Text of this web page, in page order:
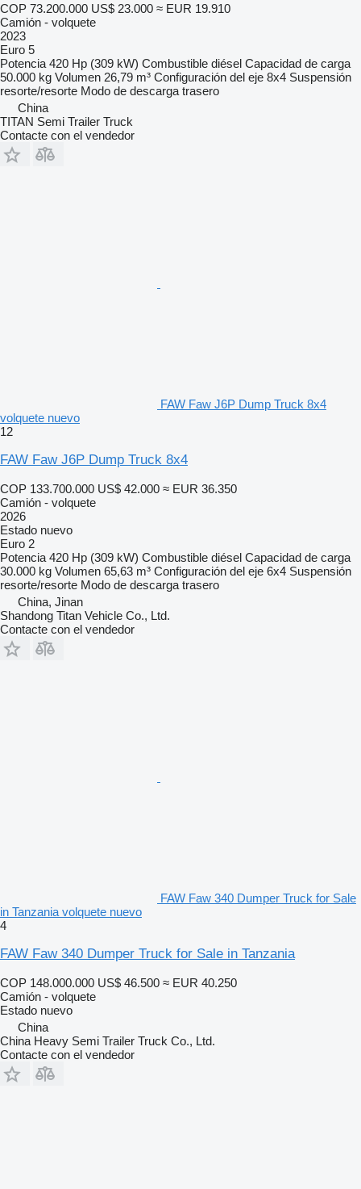
COP 73.200.000 US$ 23.000 ≈ EUR 19.910
Camión - volquete
2023
Euro 5
Potencia 420 Hp (309 kW) Combustible diésel Capacidad de carga
50.000 kg Volumen 26,79 m³ Configuración del eje 8x4 Suspensión
resorte/resorte Modo de descarga trasero
China
TITAN Semi Trailer Truck
Contacte con el vendedor
FAW Faw J6P Dump Truck 8x4
volquete nuevo
12
FAW Faw J6P Dump Truck 8x4
COP 133.700.000 US$ 42.000 ≈ EUR 36.350
Camión - volquete
2026
Estado nuevo
Euro 2
Potencia 420 Hp (309 kW) Combustible diésel Capacidad de carga
30.000 kg Volumen 65,63 m³ Configuración del eje 6x4 Suspensión
resorte/resorte Modo de descarga trasero
China, Jinan
Shandong Titan Vehicle Co., Ltd.
Contacte con el vendedor
FAW Faw 340 Dumper Truck for Sale
in Tanzania volquete nuevo
4
FAW Faw 340 Dumper Truck for Sale in Tanzania
COP 148.000.000 US$ 46.500 ≈ EUR 40.250
Camión - volquete
Estado nuevo
China
China Heavy Semi Trailer Truck Co., Ltd.
Contacte con el vendedor